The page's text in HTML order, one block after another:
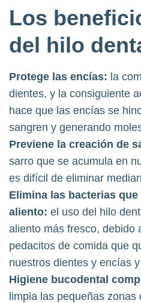
Los
del hilo
Protege las encías: la
dientes, y la consiguiente
hace que las encías se
sangren y generando
Previene la creación de
sarro que se acumula en
es difícil de eliminar
Elimina las bacterias que
aliento: el uso del hilo
aliento más fresco, debido
pedacitos de comida que
nuestros dientes y encías
Higiene bucodental
limpia las pequeñas zonas